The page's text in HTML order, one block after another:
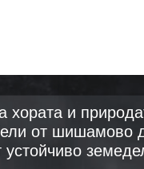
хората и
от шишамово
устойчиво